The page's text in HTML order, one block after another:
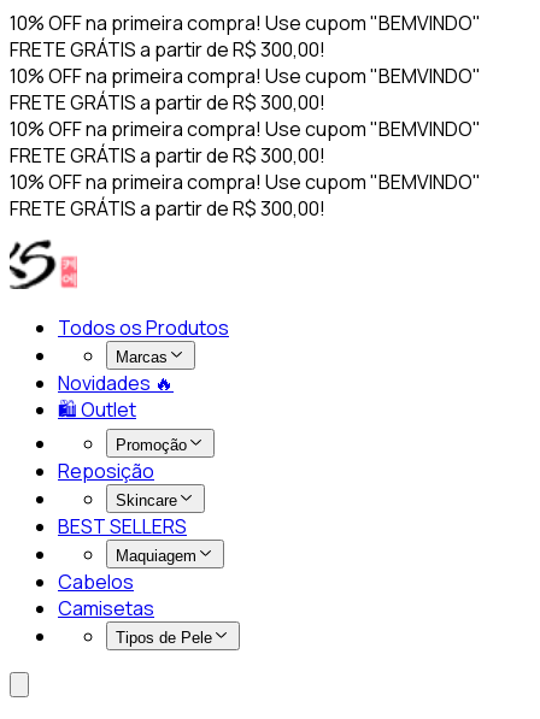
10% OFF na primeira compra! Use cupom "BEMVINDO"
FRETE GRÁTIS a partir de R$ 300,00!
10% OFF na primeira compra! Use cupom "BEMVINDO"
FRETE GRÁTIS a partir de R$ 300,00!
10% OFF na primeira compra! Use cupom "BEMVINDO"
FRETE GRÁTIS a partir de R$ 300,00!
10% OFF na primeira compra! Use cupom "BEMVINDO"
FRETE GRÁTIS a partir de R$ 300,00!
Todos os Produtos
Marcas
Novidades 🔥​
🛍️ Outlet
Promoção
Reposição
Skincare
BEST SELLERS
Maquiagem
Cabelos
Camisetas
Tipos de Pele